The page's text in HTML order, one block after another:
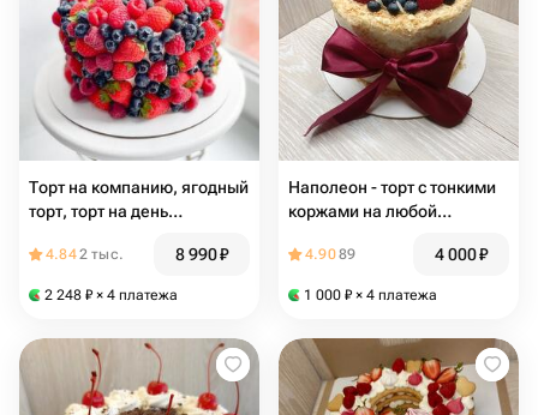
Торт на компанию, ягодный
торт, торт на день
4.842 тыс. 8 990₽
2 248 ₽ × 4 платежа
Наполеон - торт с тонкими
коржами на любой
4.9089 4 000₽
1 000 ₽ × 4 платежа